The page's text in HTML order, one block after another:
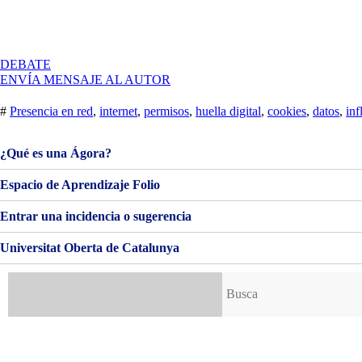
DEBATE
VENTAJAS
DESVENTAJAS
DE
PRESENCIA
LA
RED
ENVÍA MENSAJE AL AUTOR
# Presencia en red, internet, permisos, huella digital, cookies, datos,
¿Qué es una Ágora?
Espacio de Aprendizaje Folio
Entrar una incidencia o sugerencia
Universitat Oberta de Catalunya